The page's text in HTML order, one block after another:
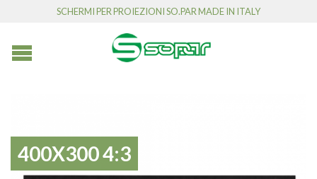
SCHERMI PER PROIEZIONI SO.PAR MADE IN ITALY
400X300 4:3